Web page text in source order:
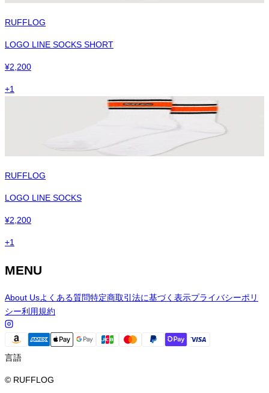
RUFFLOG
LOGO LINE SOCKS SHORT
¥2,200
+1
RUFFLOG
LOGO LINE SOCKS
¥2,200
+1
MENU
About Usよくある質問特定商取引法に基づく表示プライバシーポリ
シー利用規約
言語
© RUFFLOG